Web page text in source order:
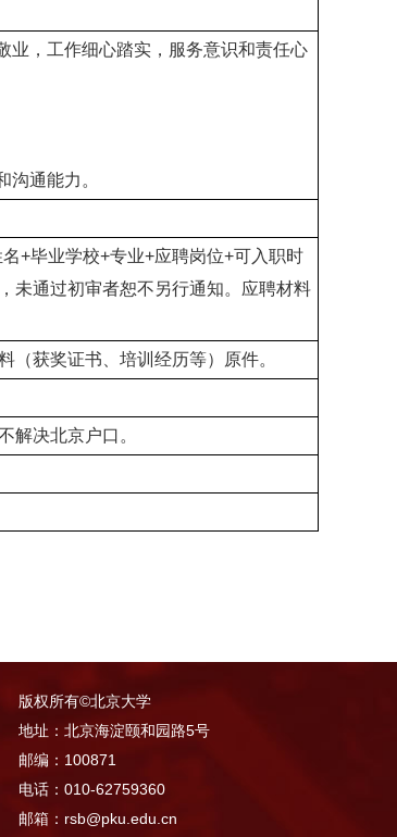
业，工作细心踏实，服务意识和责任心
通能力。
名+毕业学校+专业+应聘岗位+可入职时
未通过初审者恕不另行通知。应聘材料
获奖证书、培训经历等）原件。
解决北京户口。
版权所有©北京大学
地址：北京海淀颐和园路5号
邮编：100871
电话：010-62759360
邮箱：rsb@pku.edu.cn